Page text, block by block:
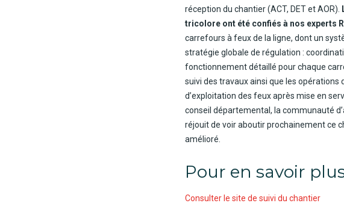
réception du chantier (ACT, DET et AOR).
tricolore ont été confiés à nos experts
carrefours à feux de la ligne, dont un
stratégie globale de régulation :
fonctionnement détaillé pour chaque
suivi des travaux ainsi que les opérations
d’exploitation des feux après mise en
conseil départemental, la communauté
réjouit de voir aboutir prochainement ce
amélioré.
Pour en savoir
Consulter le site de suivi du chantier